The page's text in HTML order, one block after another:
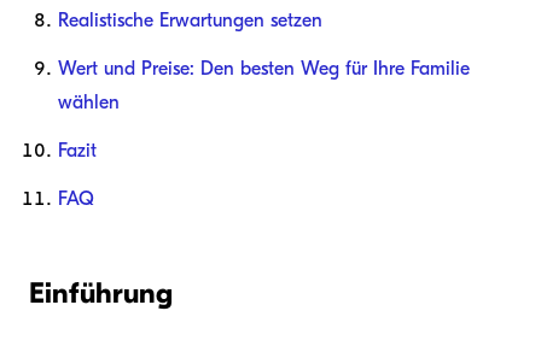
Realistische Erwartungen setzen
Wert und Preise: Den besten Weg für Ihre Familie
wählen
Fazit
FAQ
Einführung